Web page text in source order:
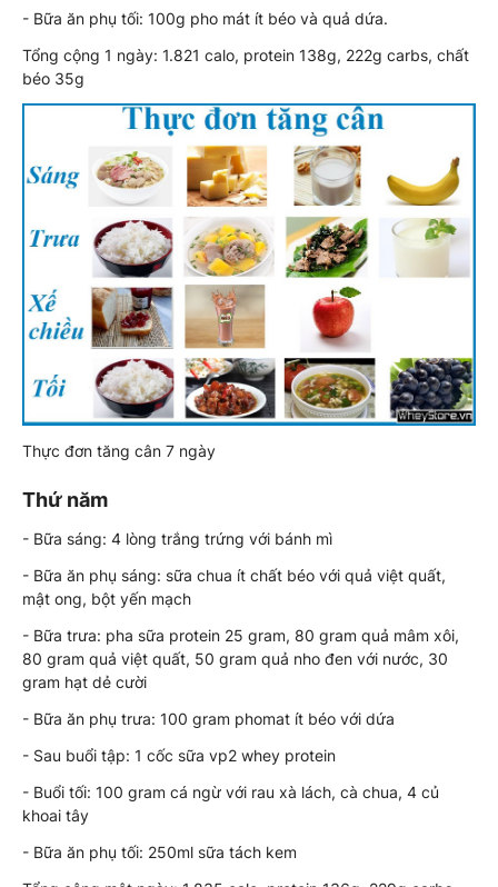
- Bữa ăn phụ tối: 100g pho mát ít béo và quả dứa.
Tổng cộng 1 ngày: 1.821 calo, protein 138g, 222g carbs, chất
béo 35g
Thực đơn tăng cân 7 ngày
Thứ năm
- Bữa sáng: 4 lòng trắng trứng với bánh mì
- Bữa ăn phụ sáng: sữa chua ít chất béo với quả việt quất,
mật ong, bột yến mạch
- Bữa trưa: pha sữa protein 25 gram, 80 gram quả mâm xôi,
80 gram quả việt quất, 50 gram quả nho đen với nước, 30
gram hạt dẻ cười
- Bữa ăn phụ trưa: 100 gram phomat ít béo với dứa
- Sau buổi tập: 1 cốc sữa vp2 whey protein
- Buổi tối: 100 gram cá ngừ với rau xà lách, cà chua, 4 củ
khoai tây
- Bữa ăn phụ tối: 250ml sữa tách kem